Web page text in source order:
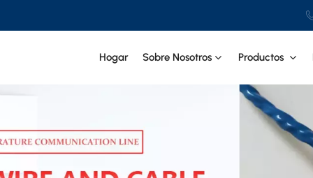
Hogar Sobre Nosotros Productos